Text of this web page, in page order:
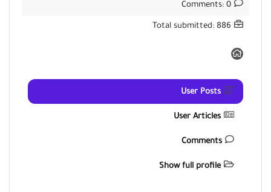
Comments: 0
Total submitted: 886
User Posts
User Articles
Comments
Show full profile